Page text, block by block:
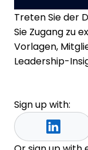
Treten Sie der
Sie Zugang zu
Vorlagen,
Leadership-
Sign up with: